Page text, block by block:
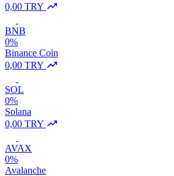
0,00 TRY
BNB
0%
Binance Coin
0,00 TRY
SOL
0%
Solana
0,00 TRY
AVAX
0%
Avalanche